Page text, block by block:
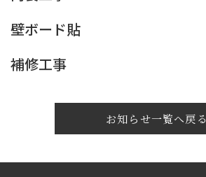
壁ボード貼
補修工事
お知らせ一覧へ戻る